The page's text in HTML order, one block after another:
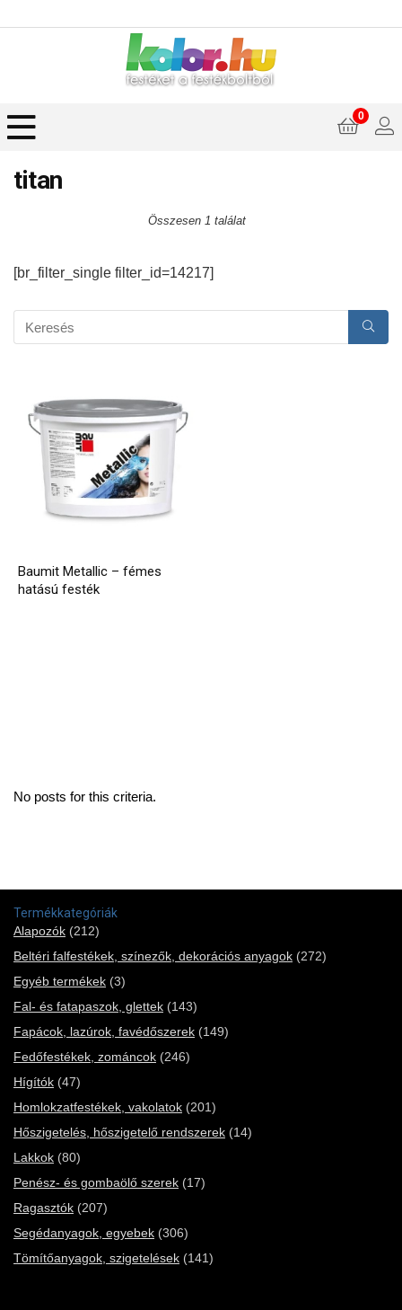
0
titan
Összesen 1 találat
[br_filter_single filter_id=14217]
Baumit Metallic – fémes
hatású festék
No posts for this criteria.
Termékkategóriák
Alapozók (212)
Beltéri falfestékek, színezők, dekorációs anyagok (272)
Egyéb termékek (3)
Fal- és fatapaszok, glettek (143)
Fapácok, lazúrok, favédőszerek (149)
Fedőfestékek, zománcok (246)
Hígítók (47)
Homlokzatfestékek, vakolatok (201)
Hőszigetelés, hőszigetelő rendszerek (14)
Lakkok (80)
Penész- és gombaölő szerek (17)
Ragasztók (207)
Segédanyagok, egyebek (306)
Tömítőanyagok, szigetelések (141)